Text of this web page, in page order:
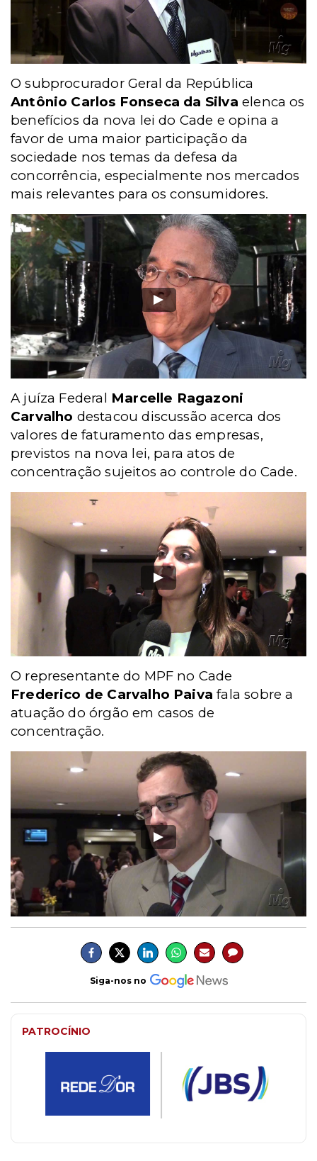
O subprocurador Geral da República
Antônio Carlos Fonseca da Silva elenca os
benefícios da nova lei do Cade e opina a
favor de uma maior participação da
sociedade nos temas da defesa da
concorrência, especialmente nos mercados
mais relevantes para os consumidores.
A juíza Federal Marcelle Ragazoni
Carvalho destacou discussão acerca dos
valores de faturamento das empresas,
previstos na nova lei, para atos de
concentração sujeitos ao controle do Cade.
O representante do MPF no Cade
Frederico de Carvalho Paiva fala sobre a
atuação do órgão em casos de
concentração.
Siga-nos no
PATROCÍNIO